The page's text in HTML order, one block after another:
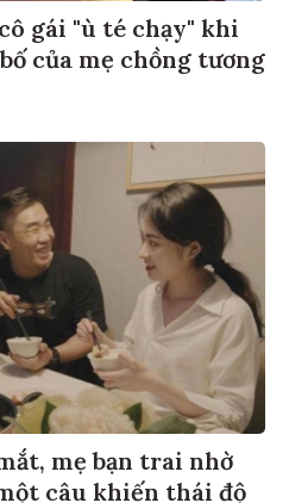
gái "ù té chạy" khi
của mẹ chồng tương
mẹ bạn trai nhờ
câu khiến thái độ